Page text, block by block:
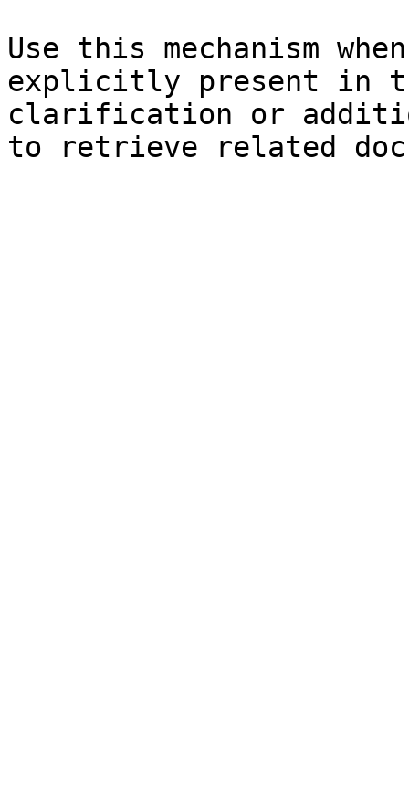
Use this mechanism
explicitly present in
clarification or